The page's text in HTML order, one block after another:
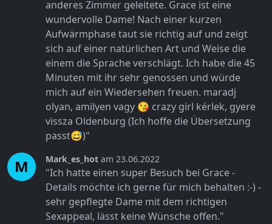
anderes Zimmer geleitete. Grace ist eine
wundervolle Dame! Nach einer kurzen
Aufwärmphase taut sie richtig auf und zeigt
sich auf einer natürlichen Art und Weise die
einem die Sprache verschlägt. Ich habe die 45
Minuten mit ihr sehr genossen und würde
mich auf ein Wiedersehen freuen. maradj
olyan, amilyen vagy 😘 crazy girl kérlek, gyere
vissza Oldenburg (Ich hoffe die Übersetzung
passt😅)"
M Mark_es_hotam 23.06.2022
"Ich hatte einen super Besuch bei Grace -
Details möchte ich gerne für mich behalten :-) -
sehr gepflegte Dame mit dem richtigen
Sexappeal, lässt keine Wünsche offen."